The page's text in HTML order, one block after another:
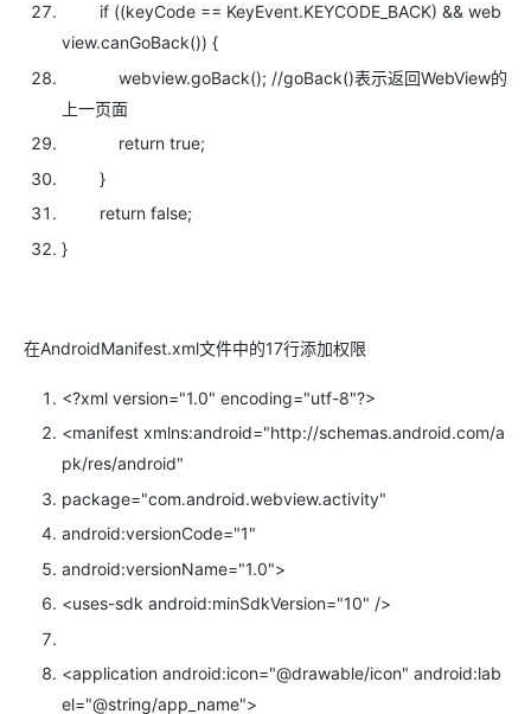
if ((keyCode == KeyEvent.KEYCODE_BACK) && web
view.canGoBack()) {
webview.goBack(); //goBack()表示返回WebView的
上一页面
return true;
}
return false;
}
在AndroidManifest.xml文件中的17行添加权限
<?xml version="1.0" encoding="utf-8"?>
<manifest xmlns:android="http://schemas.android.com/a
pk/res/android"
package="com.android.webview.activity"
android:versionCode="1"
android:versionName="1.0">
<uses-sdk android:minSdkVersion="10" />
<application android:icon="@drawable/icon" android:lab
el="@string/app_name">